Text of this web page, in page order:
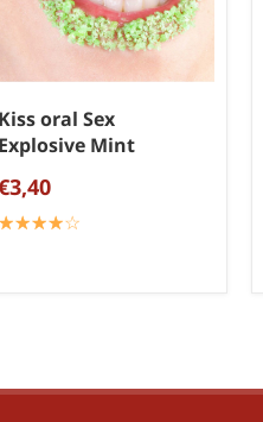
Kiss oral Sex
Explosive Mint
☆☆☆☆☆
★★★★★